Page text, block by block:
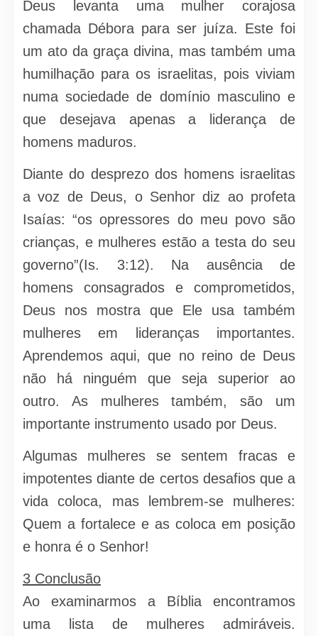
Deus levanta uma mulher corajosa
chamada Débora para ser juíza. Este foi
um ato da graça divina, mas também uma
humilhação para os israelitas, pois viviam
numa sociedade de domínio masculino e
que desejava apenas a liderança de
homens maduros.
Diante do desprezo dos homens israelitas
a voz de Deus, o Senhor diz ao profeta
Isaías: “os opressores do meu povo são
crianças, e mulheres estão a testa do seu
governo”(Is. 3:12). Na ausência de
homens consagrados e comprometidos,
Deus nos mostra que Ele usa também
mulheres em lideranças importantes.
Aprendemos aqui, que no reino de Deus
não há ninguém que seja superior ao
outro. As mulheres também, são um
importante instrumento usado por Deus.
Algumas mulheres se sentem fracas e
impotentes diante de certos desafios que a
vida coloca, mas lembrem-se mulheres:
Quem a fortalece e as coloca em posição
e honra é o Senhor!
3 Conclusão
Ao examinarmos a Bíblia encontramos
uma lista de mulheres admiráveis.